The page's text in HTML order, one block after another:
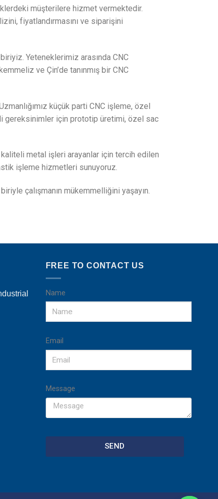
müşterilere hizmet vermektedir.
fiyatlandırmasını ve siparişini
Yeteneklerimiz arasında CNC
ve Çin’de tanınmış bir CNC
küçük parti CNC işleme, özel
gereksinimler için prototip üretimi, özel sac
metal işleri arayanlar için tercih edilen
işleme hizmetleri sunuyoruz.
çalışmanın mükemmelliğini yaşayın.
FREE TO CONTACT US
Name
Email
Message
SEND